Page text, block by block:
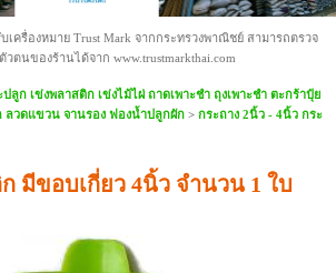
ครื่องหมาย Trust Mark จากกระทรวงพาณิชย์ สามารถตรวจ
ตนของร้านได้จาก www.trustmarkthai.com
ก เข่งพลาสติก เข่งไม้ไผ่ ถาดเพาะชำ ถุงเพาะชำ ตะกร้าปุ๋ย
ลวดแขวน จานรอง ฟองน้ำปลูกผัก > กระถาง 2นิ้ว - 4นิ้ว กระ
มีขอบเกี่ยว 4นิ้ว จำนวน 1 ใบ